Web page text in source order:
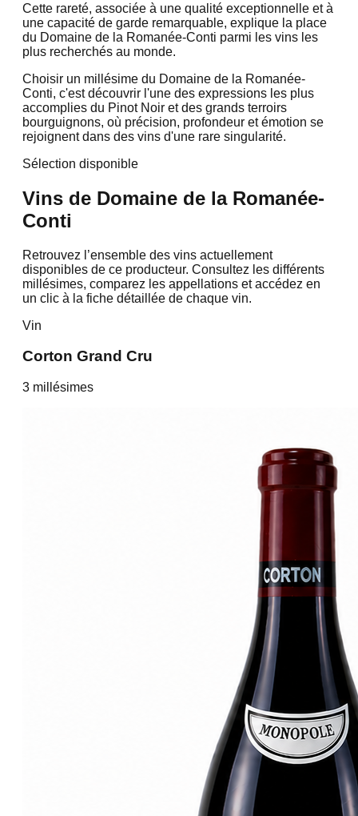
Cette rareté, associée à une qualité exceptionnelle et à
une capacité de garde remarquable, explique la place
du Domaine de la Romanée-Conti parmi les vins les
plus recherchés au monde.
Choisir un millésime du Domaine de la Romanée-
Conti, c'est découvrir l'une des expressions les plus
accomplies du Pinot Noir et des grands terroirs
bourguignons, où précision, profondeur et émotion se
rejoignent dans des vins d'une rare singularité.
Sélection disponible
Vins de Domaine de la Romanée-
Conti
Retrouvez l’ensemble des vins actuellement
disponibles de ce producteur. Consultez les différents
millésimes, comparez les appellations et accédez en
un clic à la fiche détaillée de chaque vin.
Vin
Corton Grand Cru
3 millésimes